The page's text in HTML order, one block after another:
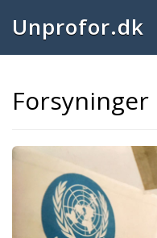
Unprofor.dk
Forsyninger
Previous